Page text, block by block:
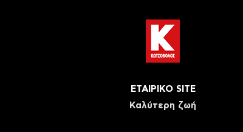
ΕΤΑΙΡΙΚΟ SITE
Καλύτερη ζωή